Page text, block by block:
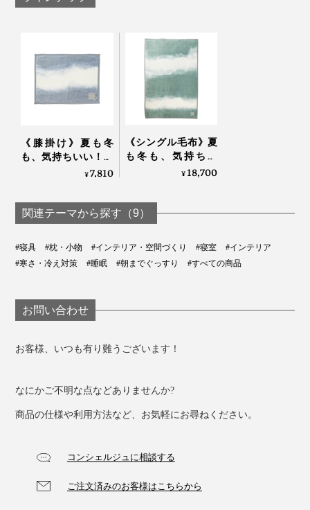
でも、糸の準備から毛布の仕上げまで、すべて一か所で
できる国内唯一の工場で、熟練職人たちがつくっている
『FLOOD OF LIGHT』。
肌触りといい、軽さといい、自然のやさしさを感じる寝
左から新品／ネットに入れて、洗濯機で手洗いモード＋柔軟剤／洗濯機で通常コ
ース（5回目）。
多少、風合いが変わっても、暖かさや肌触りはまず変わりません
春から冬の初めまでは、この毛布1枚で。
のせて。
自然のやさしさ、暖かさに包まれて、一年中、心地よく
眠れます。
たしかに、この毛布だけで、「寝室の雰囲気が上がる」
「起きたばかりの無造作のままできれい」を実感。
としたら、だいたい5万円以上はかかることを考える
と、毛布1枚でインテリアが決まるって、画期的だと思
います。
暖かさ、柔らかさもとびっきり。
《膝掛け》夏も冬
も、気持ちいい！綿
毛布の自然な柔らか
SPOOL）
¥7,810
《シングル毛布》夏
も冬も、気持ちい
い！綿毛布の自然な
SPOOL）
¥18,700
関連テーマから探す（9）
#寝具 #枕・小物 #インテリア・空間づくり #寝室
#インテリア
#寒さ・冷え対策
#睡眠 #朝までぐっすり #すべての商品
お問い合わせ
お客様、いつも有り難うございます！
なにかご不明な点などありませんか?
商品の仕様や利用方法など、お気軽にお尋ねください。
コンシェルジュに相談する
ご注文済みのお客様はこちらから